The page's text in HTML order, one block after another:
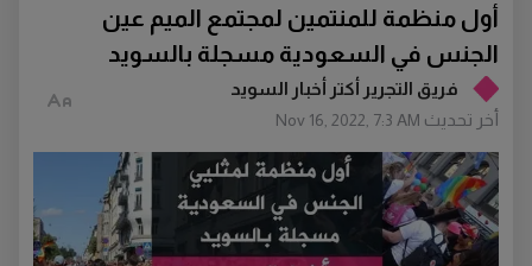
فريق التجرير أكتر أخبار السويد
أخر تحديث Nov 16, 2022, 7:3 AM
أول منظمة للمنتمين لمجتمع الميم عين
الجنس في السعودية مسجلة بالسويد